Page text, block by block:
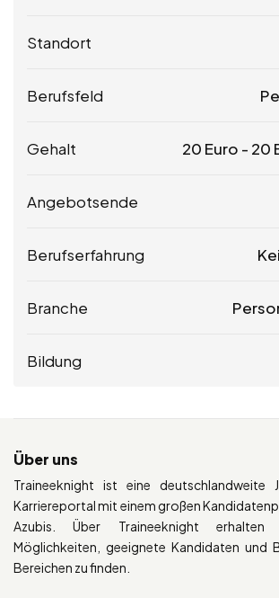
Standort
Berufsfeld
Gehalt 20 Euro - 20
Angebotsende
Berufserfahrung
Branche
Bildung
Über uns
Traineeknight ist eine deutschlandweite
Karriereportal mit einem großen
Azubis. Über Traineeknight erhalten
Möglichkeiten, geeignete Kandidaten und
Bereichen zu finden.